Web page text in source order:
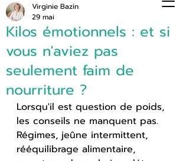
Kilos émotionnels : et si
vous n'aviez pas
seulement faim de
nourriture ?
Virginie Bazin
29 mai
Lorsqu'il est question de poids,
les conseils ne manquent pas.
Régimes, jeûne intermittent,
rééquilibrage alimentaire,